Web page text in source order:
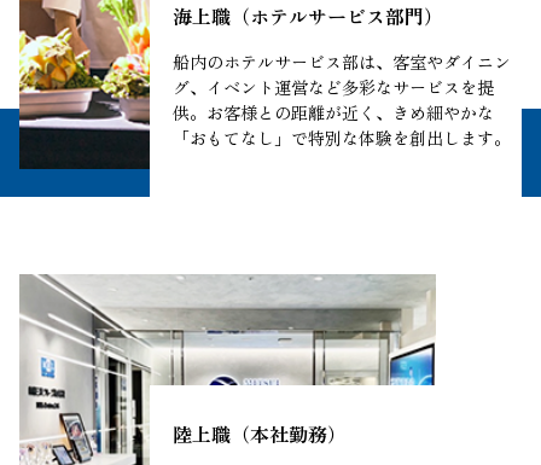
海上職（ホテルサービス部門）
船内のホテルサービス部は、客室やダイニン
グ、イベント運営など多彩なサービスを提
供。お客様との距離が近く、きめ細やかな
「おもてなし」で特別な体験を創出します。
陸上職（本社勤務）